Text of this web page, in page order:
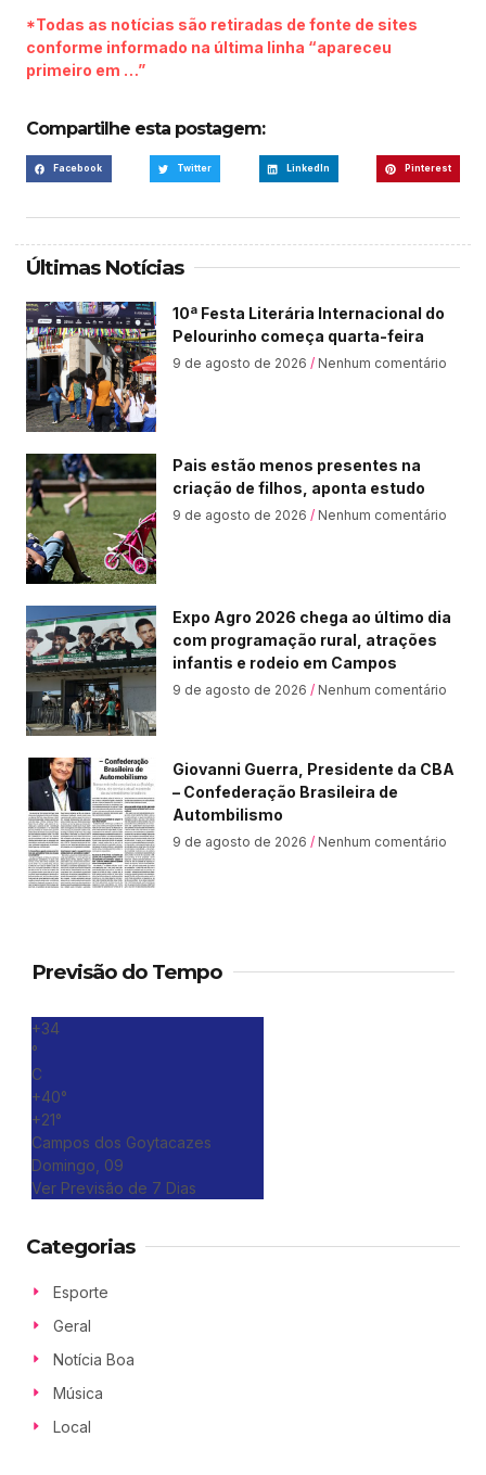
*Todas as notícias são retiradas de fonte de sites
conforme informado na última linha “apareceu
primeiro em …”
Compartilhe esta postagem:
Facebook Twitter LinkedIn Pinterest
Últimas Notícias
10ª Festa Literária Internacional do
Pelourinho começa quarta-feira
9 de agosto de 2026 Nenhum comentário
Pais estão menos presentes na
criação de filhos, aponta estudo
9 de agosto de 2026 Nenhum comentário
Expo Agro 2026 chega ao último dia
com programação rural, atrações
infantis e rodeio em Campos
9 de agosto de 2026 Nenhum comentário
Giovanni Guerra, Presidente da CBA
– Confederação Brasileira de
Autombilismo
9 de agosto de 2026 Nenhum comentário
Previsão do Tempo
+34
°
C
+40°
+21°
Campos dos Goytacazes
Domingo, 09
Ver Previsão de 7 Dias
Categorias
Esporte
Geral
Notícia Boa
Música
Local